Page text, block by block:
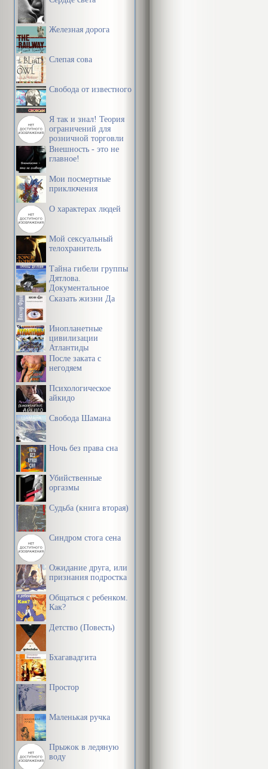
Железная дорога
Слепая сова
Свобода от известного
Я так и знал! Теория
ограничений для
розничной торговли
Внешность - это не
главное!
Мои посмертные
приключения
О характерах людей
Мой сексуальный
телохранитель
Тайна гибели группы
Дятлова.
Документальное
расследование
Сказать жизни Да
Инопланетные
цивилизации
Атлантиды
После заката с
негодяем
Психологическое
айкидо
Свобода Шамана
Ночь без права сна
Убийственные
оргазмы
Судьба (книга вторая)
Синдром стога сена
Ожидание друга, или
признания подростка
Общаться с ребенком.
Как?
Детство (Повесть)
Бхагавадгита
Простор
Маленькая ручка
Прыжок в ледяную
воду